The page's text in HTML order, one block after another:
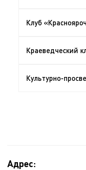
Клуб
Краеведческий
Культурно-
Адрес: